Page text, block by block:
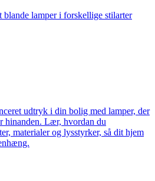
blande lamper i forskellige stilarter
udtryk i din bolig med lamper, der
hinanden. Lær, hvordan du
materialer og lysstyrker, så dit hjem